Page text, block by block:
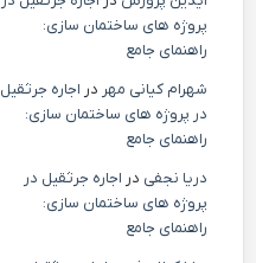
پروژه های ساختمان سازی:
راهنمای جامع
شهرام کیانی مهر در اجاره جرثقیل
در پروژه های ساختمان سازی:
راهنمای جامع
دریا نجفی در اجاره جرثقیل در
پروژه های ساختمان سازی:
راهنمای جامع